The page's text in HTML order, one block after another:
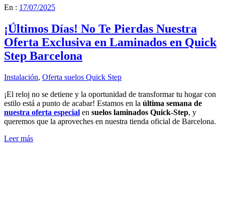
En : 17/07/2025
¡Últimos Días! No Te Pierdas Nuestra
Oferta Exclusiva en Laminados en Quick
Step Barcelona
Instalación, Oferta suelos Quick Step
¡El reloj no se detiene y la oportunidad de transformar tu hogar con
estilo está a punto de acabar! Estamos en la última semana de
nuestra oferta especial en suelos laminados Quick-Step, y
queremos que la aproveches en nuestra tienda oficial de Barcelona.
Leer más